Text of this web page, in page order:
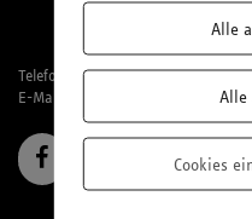
Telefon: 02 21 / 95 74 94-0
E-Mail:
Alle
Alle
Cookies